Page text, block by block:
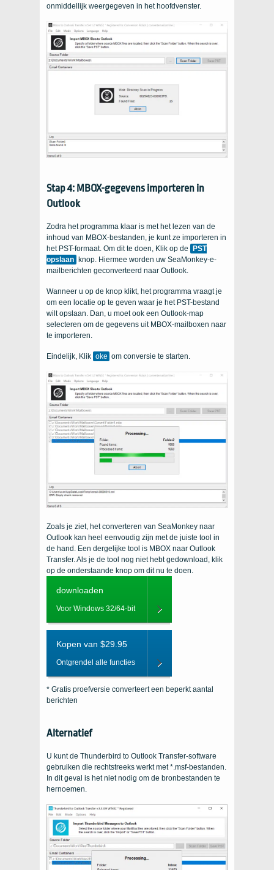
onmiddellijk weergegeven in het hoofdvenster.
Stap 4: MBOX-gegevens importeren in
Outlook
Zodra het programma klaar is met het lezen van de
inhoud van MBOX-bestanden, je kunt ze importeren in
het PST-formaat. Om dit te doen, Klik op de PST
opslaan knop. Hiermee worden uw SeaMonkey-e-
mailberichten geconverteerd naar Outlook.
Wanneer u op de knop klikt, het programma vraagt ​​je
om een ​​locatie op te geven waar je het PST-bestand
wilt opslaan. Dan, u moet ook een Outlook-map
selecteren om de gegevens uit MBOX-mailboxen naar
te importeren.
Eindelijk, Klik oke om conversie te starten.
Zoals je ziet, het converteren van SeaMonkey naar
Outlook kan heel eenvoudig zijn met de juiste tool in
de hand. Een dergelijke tool is MBOX naar Outlook
Transfer. Als je de tool nog niet hebt gedownload, klik
op de onderstaande knop om dit nu te doen.
downloaden
Voor Windows 32/64-bit
Kopen van $29.95
Ontgrendel alle functies
* Gratis proefversie converteert een beperkt aantal
berichten
Alternatief
U kunt de Thunderbird to Outlook Transfer-software
gebruiken die rechtstreeks werkt met *.msf-bestanden.
In dit geval is het niet nodig om de bronbestanden te
hernoemen.